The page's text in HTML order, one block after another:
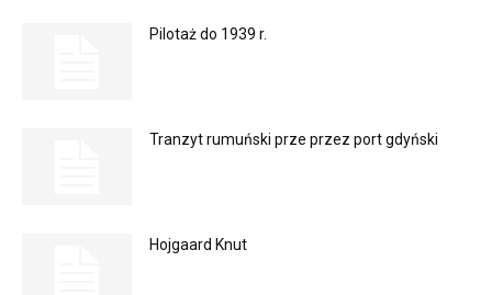
Pilotaż do 1939 r.
Tranzyt rumuński prze przez port gdyński
Hojgaard Knut